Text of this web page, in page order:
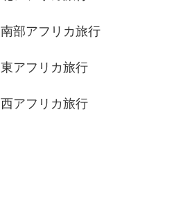
南部アフリカ旅行
東アフリカ旅行
西アフリカ旅行